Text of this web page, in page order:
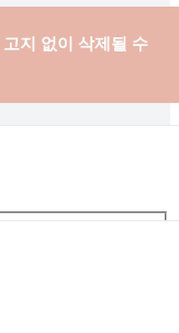
고지 없이 삭제될 수